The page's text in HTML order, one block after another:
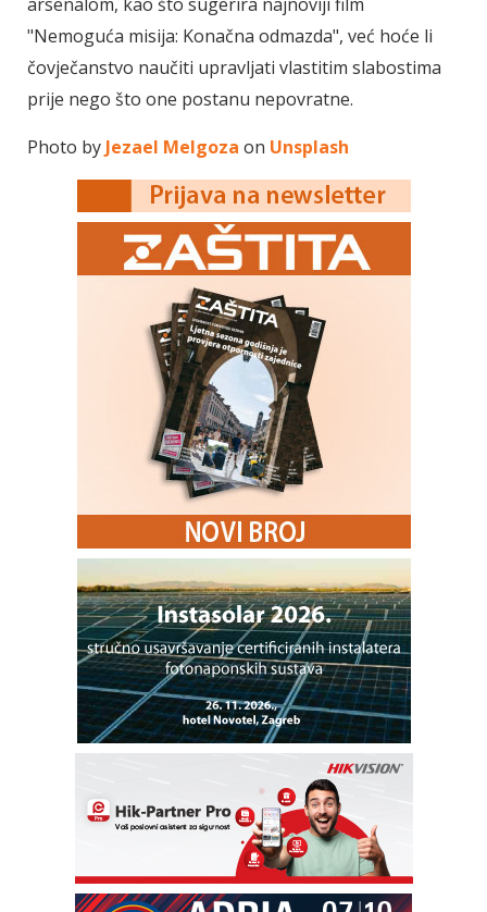
"Nemoguća misija: Konačna odmazda", već hoće li
čovječanstvo naučiti upravljati vlastitim slabostima
prije nego što one postanu nepovratne.
Photo by Jezael Melgoza on Unsplash